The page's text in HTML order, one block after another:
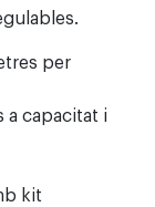
per
a capacitat i
kit